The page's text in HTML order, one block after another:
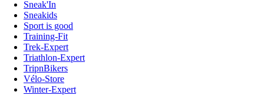
Sneak'In
Sneakids
Sport is good
Training-Fit
Trek-Expert
Triathlon-Expert
TripnBikers
Vélo-Store
Winter-Expert